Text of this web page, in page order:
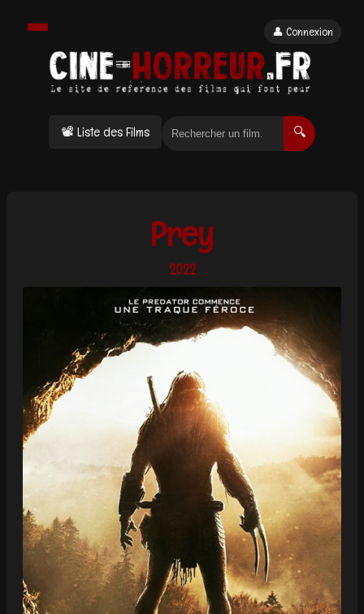
📽 Liste des Films 🔍
👤 Connexion
Prey
2022